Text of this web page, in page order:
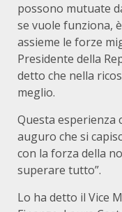
possono mutuate
se vuole funziona,
assieme le forze
Presidente della
detto che nella
meglio.
Questa esperienza
auguro che si
con la forza della
superare tutto”.
Lo ha detto il Vice